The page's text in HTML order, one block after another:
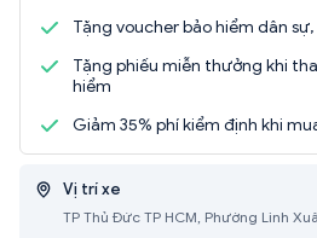
Tặng voucher bảo hiểm dân
Tặng phiếu miễn thưởng khi
hiểm
Giảm 35% phí kiểm định khi
Vị trí xe
TP Thủ Đức TP HCM, Phường Linh